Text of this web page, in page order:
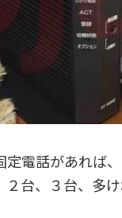
電話があれば
台、３台、多